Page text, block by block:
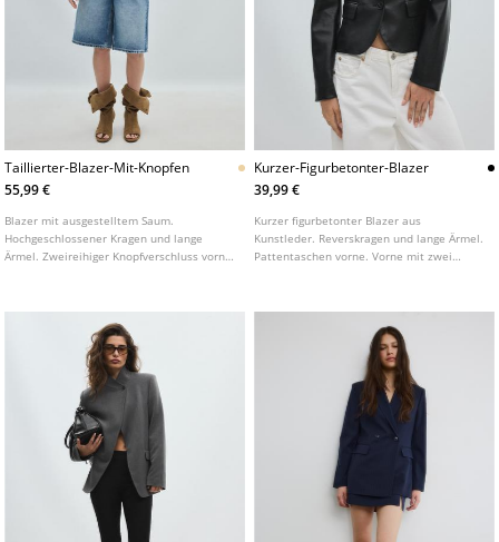
Taillierter-Blazer-Mit-Knopfen
55,99 €
Blazer mit ausgestelltem Saum.
Hochgeschlossener Kragen und lange
Ärmel. Zweireihiger Knopfverschluss vorne.
Kurzer-Figurbetonter-Blazer
39,99 €
Kurzer figurbetonter Blazer aus
Kunstleder. Reverskragen und lange Ärmel.
Pattentaschen vorne. Vorne mit zwei